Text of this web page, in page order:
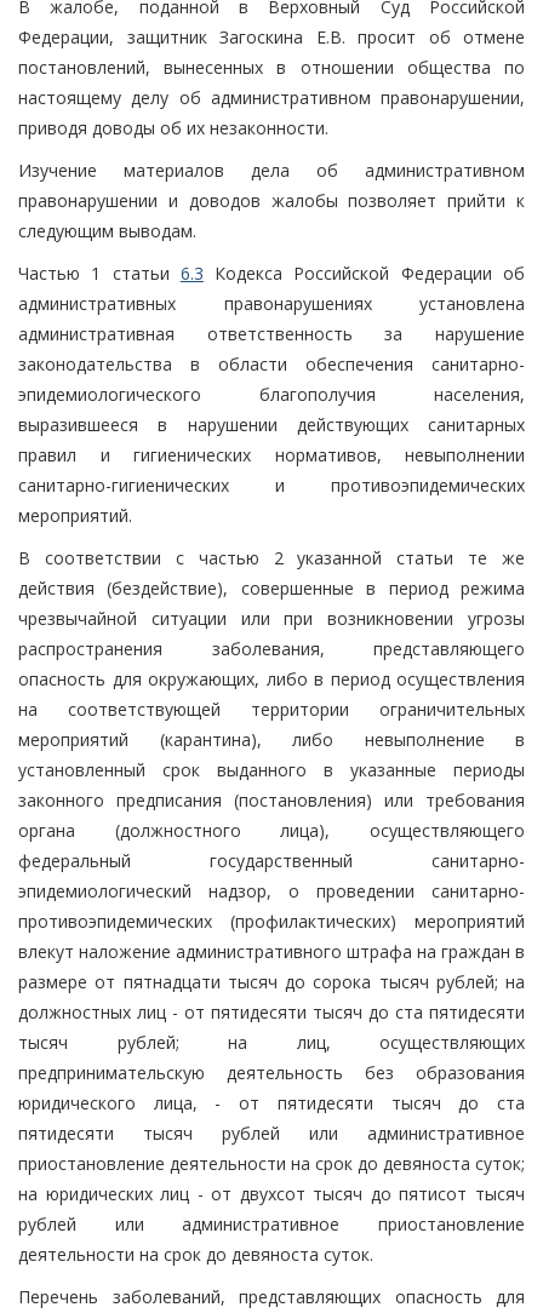
В жалобе, поданной в Верховный Суд Российской
Федерации, защитник Загоскина Е.В. просит об отмене
постановлений, вынесенных в отношении общества по
настоящему делу об административном правонарушении,
приводя доводы об их незаконности.
Изучение материалов дела об административном
правонарушении и доводов жалобы позволяет прийти к
следующим выводам.
Частью 1 статьи 6.3 Кодекса Российской Федерации об
административных правонарушениях установлена
административная ответственность за нарушение
законодательства в области обеспечения санитарно-
эпидемиологического благополучия населения,
выразившееся в нарушении действующих санитарных
правил и гигиенических нормативов, невыполнении
санитарно-гигиенических и противоэпидемических
мероприятий.
В соответствии с частью 2 указанной статьи те же
действия (бездействие), совершенные в период режима
чрезвычайной ситуации или при возникновении угрозы
распространения заболевания, представляющего
опасность для окружающих, либо в период осуществления
на соответствующей территории ограничительных
мероприятий (карантина), либо невыполнение в
установленный срок выданного в указанные периоды
законного предписания (постановления) или требования
органа (должностного лица), осуществляющего
федеральный государственный санитарно-
эпидемиологический надзор, о проведении санитарно-
противоэпидемических (профилактических) мероприятий
влекут наложение административного штрафа на граждан в
размере от пятнадцати тысяч до сорока тысяч рублей; на
должностных лиц - от пятидесяти тысяч до ста пятидесяти
тысяч рублей; на лиц, осуществляющих
предпринимательскую деятельность без образования
юридического лица, - от пятидесяти тысяч до ста
пятидесяти тысяч рублей или административное
приостановление деятельности на срок до девяноста суток;
на юридических лиц - от двухсот тысяч до пятисот тысяч
рублей или административное приостановление
деятельности на срок до девяноста суток.
Перечень заболеваний, представляющих опасность для